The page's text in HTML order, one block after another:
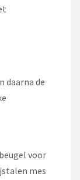
daarna de
voor
mes